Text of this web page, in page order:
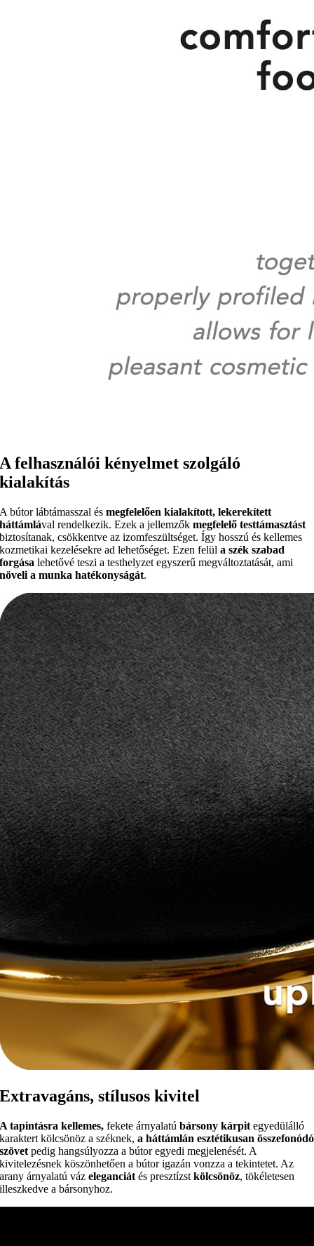
A felhasználói kényelmet szolgáló
kialakítás
A bútor lábtámasszal ésmegfelelően kialakított, lekerekített
háttámlával rendelkezik. Ezek a jellemzőkmegfelelő testtámasztást
biztosítanak, csökkentve az izomfeszültséget. Így hosszú és kellemes
kozmetikai kezelésekre ad lehetőséget. Ezen felüla szék szabad
forgása lehetővé teszi a testhelyzet egyszerű megváltoztatását, ami
növeli a munka hatékonyságát.
Extravagáns, stílusos kivitel
A tapintásra kellemes, fekete árnyalatúbársony kárpit egyedülálló
karaktert kölcsönöz a széknek,a háttámlán esztétikusan összefonódó
szövet pedig hangsúlyozza a bútor egyedi megjelenését. A
kivitelezésnek köszönhetően a bútor igazán vonzza a tekintetet. Az
arany árnyalatú vázeleganciát és presztízstkölcsönöz, tökéletesen
illeszkedve a bársonyhoz.